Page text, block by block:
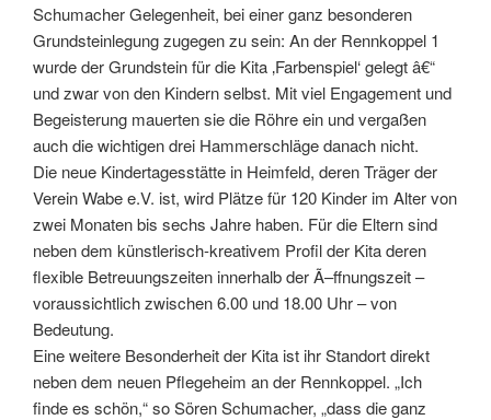
Schumacher Gelegenheit, bei einer ganz besonderen
Grundsteinlegung zugegen zu sein: An der Rennkoppel 1
wurde der Grundstein für die Kita ‚Farbenspiel‘ gelegt â€“
und zwar von den Kindern selbst. Mit viel Engagement und
Begeisterung mauerten sie die Röhre ein und vergaßen
auch die wichtigen drei Hammerschläge danach nicht.
Die neue Kindertagesstätte in Heimfeld, deren Träger der
Verein Wabe e.V. ist, wird Plätze für 120 Kinder im Alter von
zwei Monaten bis sechs Jahre haben. Für die Eltern sind
neben dem künstlerisch-kreativem Profil der Kita deren
flexible Betreuungszeiten innerhalb der Ã–ffnungszeit –
voraussichtlich zwischen 6.00 und 18.00 Uhr – von
Bedeutung.
Eine weitere Besonderheit der Kita ist ihr Standort direkt
neben dem neuen Pflegeheim an der Rennkoppel. „Ich
finde es schön,“ so Sören Schumacher, „dass die ganz